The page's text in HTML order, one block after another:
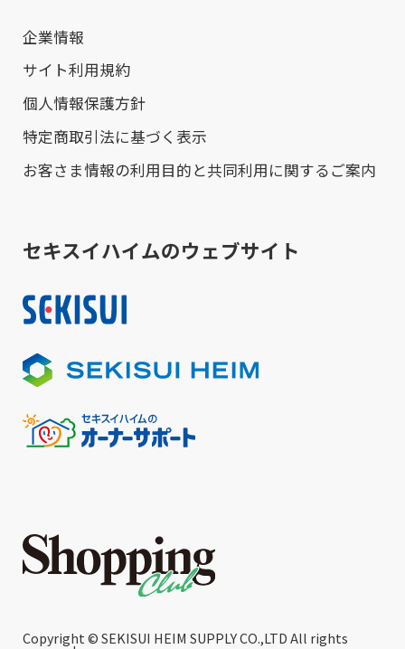
企業情報
サイト利用規約
個人情報保護方針
特定商取引法に基づく表示
お客さま情報の利用目的と共同利用に関するご案内
セキスイハイムのウェブサイト
Copyright © SEKISUI HEIM SUPPLY CO.,LTD All rights